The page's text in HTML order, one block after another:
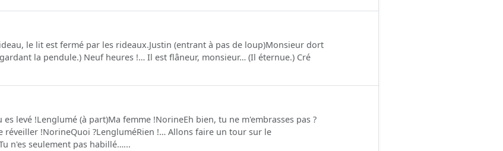
le lit est fermé par les rideaux.Justin (entrant à pas de loup)Monsieur dort
la pendule.) Neuf heures !… Il est flâneur, monsieur… (Il éternue.) Cré
levé !Lenglumé (à part)Ma femme !NorineEh bien, tu ne m'embrasses pas ?
réveiller !NorineQuoi ?LengluméRien !… Allons faire un tour sur le
n'es seulement pas habillé…...